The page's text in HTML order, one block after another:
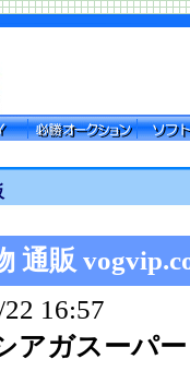
通販
16:57
アガスーパ